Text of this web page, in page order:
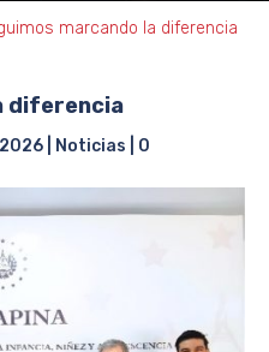
marcando la diferencia
diferencia
Noticias
0